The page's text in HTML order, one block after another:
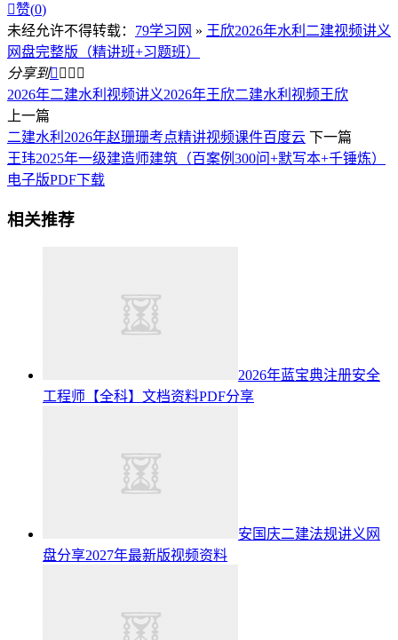
赞(0)
未经允许不得转载： 79学习网 » 王欣2026年水利二建视频讲义
网盘完整版（精讲班+习题班）
分享到   
2026年二建水利视频讲义2026年王欣二建水利视频王欣
上一篇
二建水利2026年赵珊珊考点精讲视频课件百度云 下一篇
王玮2025年一级建造师建筑（百案例300问+默写本+千锤炼）
电子版PDF下载
相关推荐
2026年蓝宝典注册安全
工程师【全科】文档资料PDF分享
安国庆二建法规讲义网
盘分享2027年最新版视频资料